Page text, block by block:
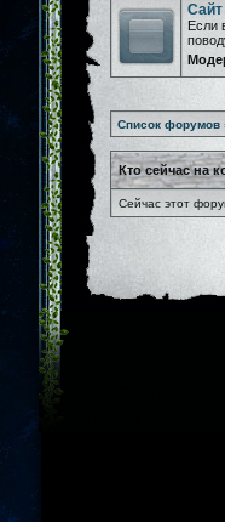
Если
Список форумов
Кто сейчас на
Сейчас этот